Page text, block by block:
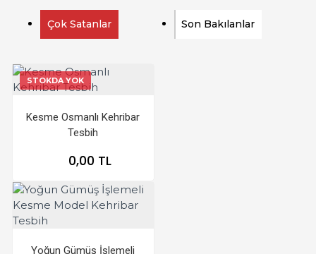
Çok Satanlar Son Bakılanlar
STOKDA YOK
Kesme Osmanlı Kehribar
Tesbih
0,00 TL
Yoğun Gümüş İşlemeli